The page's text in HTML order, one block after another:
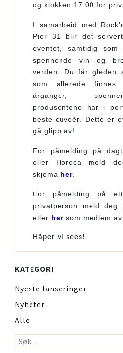
og klokken 17:00 for
I samarbeid med
Pier 31 blir det
eventet, samtidig
spennende vin og
verden. Du får gleden
som allerede
årganger,
produsentene har i
beste cuveèr. Dette er
gå glipp av!
For påmelding på
eller Horeca meld
skjema her
For påmelding på
privatperson meld deg
eller her som medlem av
Håper vi sees!
KATEGORI
Nyeste lanseringer
Nyheter
Alle